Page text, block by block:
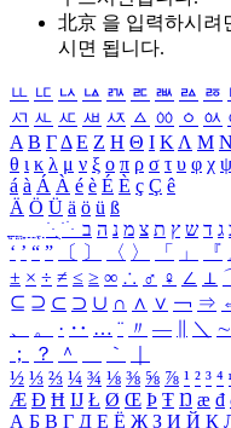
北京 을 입력하시려
시면 됩니다.
ㅥ ㅦ ㅧ ㅨ ㅩ ㅪ ㅫ ㅬ ㅭ
ㅺ ㅻ ㅼ ㅽ ㅾ ㅿ ㆀ ㆁ ㆂ
Α Β ΓΔ Ε Ζ Η Θ Ι ΚΛ Μ Ν
θ ι κ λ μ ν ξ ο π ρ σ τ υ φ χ ψ
á à Á À é è É È ç Ç ê
Ä Ö Ü ä ö ü ß
ִֶֹ ֻּ ׁׂ ג ד ש ץ ת צ מ נ ה ב
‘ ’ “ ” 〔 〕 〈 〉 「 」 『
± × ÷ ≠ ≤ ≥ ∞ ∴ ♂ ♀ ∠ ⊥
⊆ ⊇ ⊂ ⊃ ∪ ∩ ∧ ∨ ￢ ⇒
、
。 · ‥ … ¨ 〃 ― ＼ ∼
；
？ ＾ ｀
½ ⅓ ⅔ ¼ ¾ ⅛ ⅜ ⅝ ⅞ ¹ ² ³ ⁴
Æ Ð Ħ Ĳ Ł Ø Œ Þ Ŧ Ŋ æ đ
А Б В Г Д Е Ё Ж З И Й К